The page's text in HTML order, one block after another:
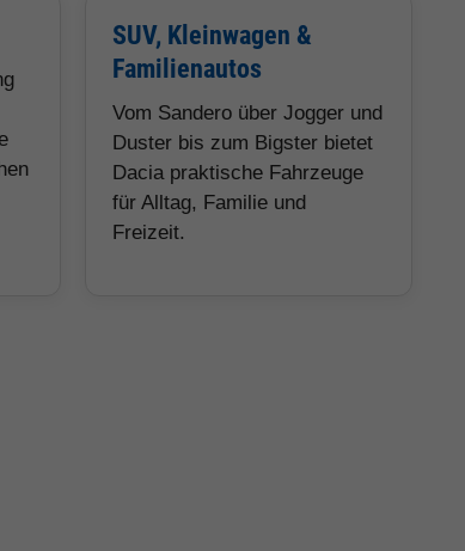
SUV, Kleinwagen &
Familienautos
Vom Sandero über Jogger und
Duster bis zum Bigster bietet
Dacia praktische Fahrzeuge
für Alltag, Familie und
Freizeit.